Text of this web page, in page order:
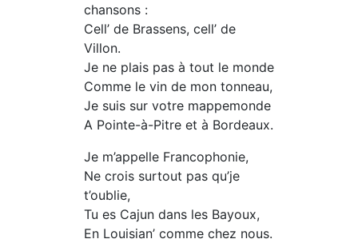
chansons :
Cell’ de Brassens, cell’ de
Villon.
Je ne plais pas à tout le monde
Comme le vin de mon tonneau,
Je suis sur votre mappemonde
A Pointe-à-Pitre et à Bordeaux.
Je m’appelle Francophonie,
Ne crois surtout pas qu’je
t’oublie,
Tu es Cajun dans les Bayoux,
En Louisian’ comme chez nous.